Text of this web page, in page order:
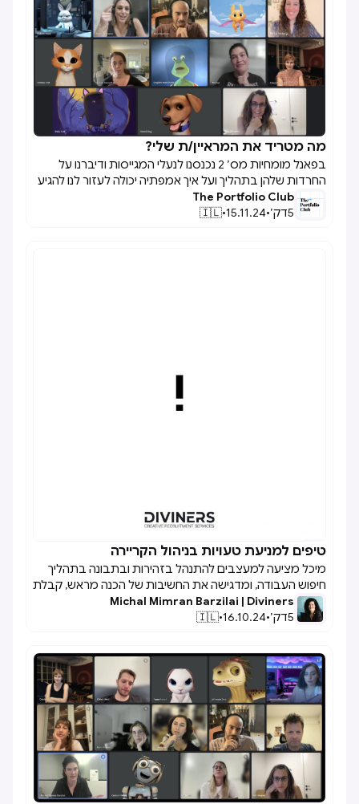

מה מטריד את המראיין/ת שלי?
בפאנל מומחיות מס׳ 2 נכנסנו לנעלי המגייסות ודיברנו על
החרדות שלהן בתהליך ועל איך אמפתיה יכולה לעזור לנו להגיע
The Portfolio Club
5דק׳•
15.11.24
•
🇮🇱

טיפים למניעת טעויות בניהול הקריירה
מיכל מציעה למעצבים להתנהל בזהירות ובתבונה בתהליך
חיפוש העבודה, ומדגישה את החשיבות של הכנה מראש, קבלת
פידבק רלוונטי, ושמירה על מיתוג אישי מקצועי. היא מעודדת
לחשוב היטב לפני כל צעד כדי להימנע מטעויות שעלולות
Michal Mimran Barzilai | Diviners
5דק׳•
16.10.24
•
🇮🇱